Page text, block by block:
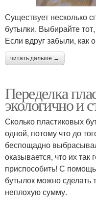
Существует несколько
бутылки. Выбирайте
Если вдруг забыли, как
читать дальше →
Переделка
экологично и
Сколько пластиковых
одной, потому что до
беспощадно
оказывается, что их
приспособить! С
бутылок можно сделать
неплохую сумму.